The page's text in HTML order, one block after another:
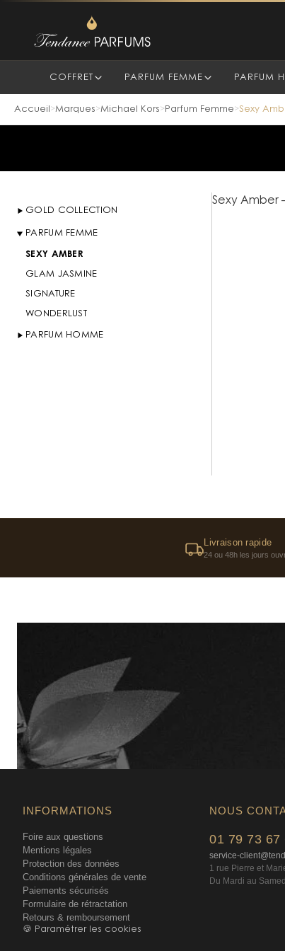
COFFRET PARFUM FEMME PARFUM
Accueil >Marques>Michael Kors> Parfum Femme>Sexy
GOLD COLLECTION
PARFUM FEMME
SEXY AMBER
GLAM JASMINE
SIGNATURE
WONDERLUST
PARFUM HOMME
Sexy Amber
Livraison rapide
24 ou 48h les jours
INFORMATIONS
Foire aux questions
Mentions légales
Protection des données
Conditions générales de vente
Paiements sécurisés
Formulaire de rétractation
Retours & remboursement
🍪 Paramétrer les cookies
NOUS
01 79 73 67
service-
1 rue Pierre et
Du Mardi au